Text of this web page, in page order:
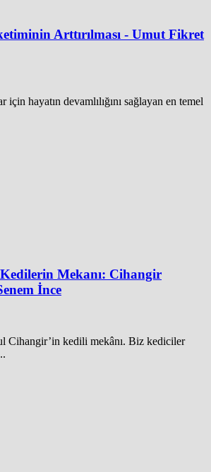
Arttırılması - Umut Fikret
için hayatın devamlılığını sağlayan en temel
Mekanı: Cihangir
İnce
Cihangir’in kedili mekânı. Biz kediciler